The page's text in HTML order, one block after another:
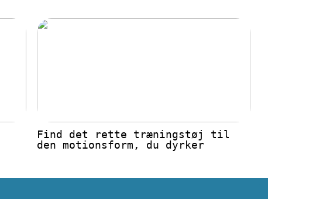
Find det rette træningstøj til
den motionsform, du dyrker